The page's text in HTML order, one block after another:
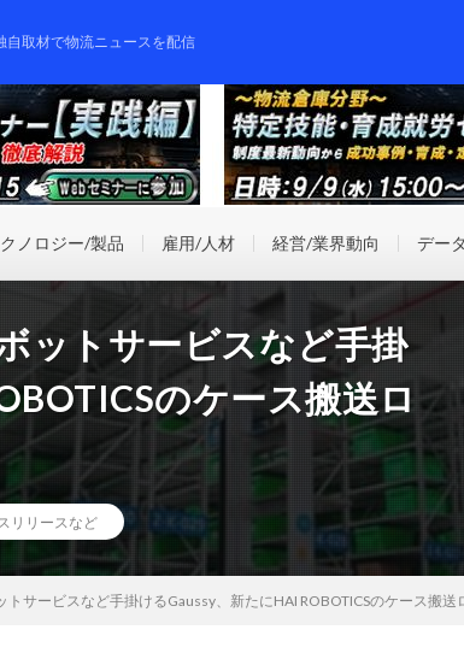
自取材で物流ニュースを配信
ノロジー/製品 雇用/人材 経営/業界動向 デー
ットサービスなど手掛
のケース搬送ロ
リリースなど
サービスなど手掛けるGaussy、新たにHAI ROBOTICSのケース搬